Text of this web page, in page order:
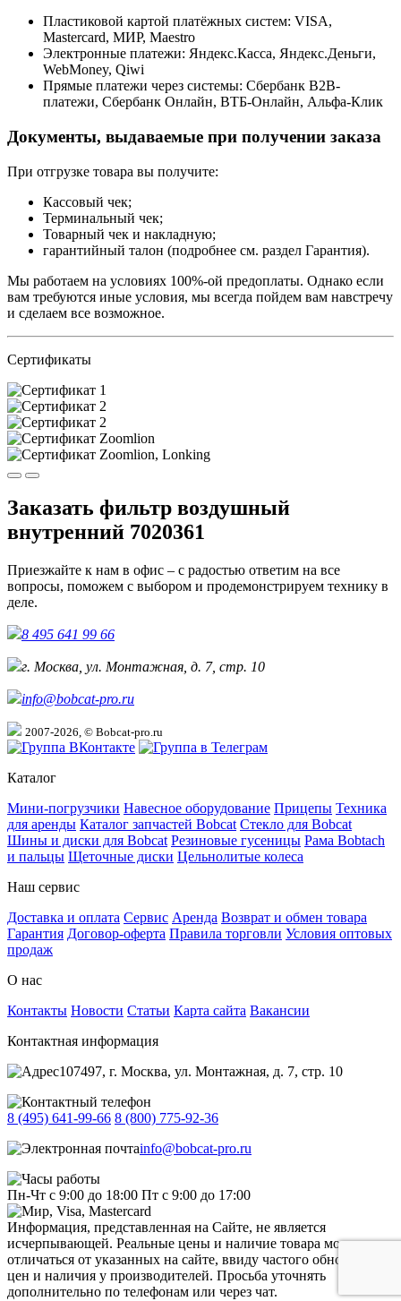
Пластиковой картой платёжных систем: VISA,
Mastercard, МИР, Maestrо
Электронные платежи: Яндекс.Касса, Яндекс.Деньги,
WebMoney, Qiwi
Прямые платежи через системы: Сбербанк B2B-
платежи, Сбербанк Онлайн, ВТБ-Онлайн, Альфа-Клик
Документы, выдаваемые при получении заказа
При отгрузке товара вы получите:
Кассовый чек;
Терминальный чек;
Товарный чек и накладную;
гарантийный талон (подробнее см. раздел Гарантия).
Мы работаем на условиях 100%-ой предоплаты. Однако если
вам требуются иные условия, мы всегда пойдем вам навстречу
и сделаем все возможное.
Сертификаты
Заказать фильтр воздушный
внутренний 7020361
Приезжайте к нам в офис – с радостью ответим на все
вопросы, поможем с выбором и продемонстрируем технику в
деле.
8 495 641 99 66
г. Москва, ул. Монтажная, д. 7, стр. 10
info@bobcat-pro.ru
2007-2026, © Bobcat-pro.ru
Каталог
Мини-погрузчики Навесное оборудование Прицепы Техника
для аренды Каталог запчастей Bobcat Стекло для Bobcat
Шины и диски для Bobcat Резиновые гусеницы Рама Bobtach
и пальцы Щеточные диски Цельнолитые колеса
Наш сервис
Доставка и оплата Сервис Аренда Возврат и обмен товара
Гарантия Договор-оферта Правила торговли Условия оптовых
продаж
О нас
Контакты Новости Статьи Карта сайта Вакансии
Контактная информация
107497, г. Москва, ул. Монтажная, д. 7, стр. 10
8 (495) 641-99-66 8 (800) 775-92-36
info@bobcat-pro.ru
Пн-Чт с 9:00 до 18:00 Пт с 9:00 до 17:00
Информация, представленная на Сайте, не является
исчерпывающей. Реальные цены и наличие товара могут
отличаться от указанных на сайте, ввиду частого обновления
цен и наличия у производителей. Просьба уточнять
дополнительно по телефонам или через чат.